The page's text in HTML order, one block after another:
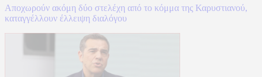
Αποχωρούν ακόμη δύο στελέχη από το κόμμα της Καρυστιανού,
καταγγέλλουν έλλειψη διαλόγου